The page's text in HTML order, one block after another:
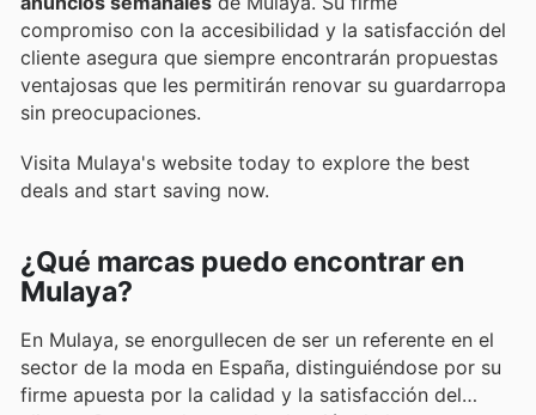
compromiso con la accesibilidad y la satisfacción del
cliente asegura que siempre encontrarán propuestas
ventajosas que les permitirán renovar su guardarropa
sin preocupaciones.
Visita Mulaya's website today to explore the best
deals and start saving now.
¿Qué marcas puedo encontrar en
Mulaya?
En Mulaya, se enorgullecen de ser un referente en el
sector de la moda en España, distinguiéndose por su
firme apuesta por la calidad y la satisfacción del